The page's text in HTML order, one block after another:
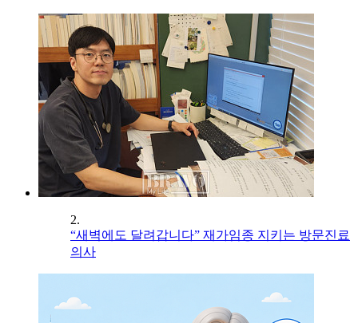
2.
“새벽에도 달려갑니다” 재가임종 지키는 방문진료
의사